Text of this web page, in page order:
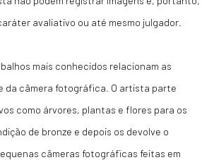
avaliativo ou até mesmo julgador.
mais conhecidos relacionam as
da câmera fotográfica. O artista parte
como árvores, plantas e flores para os
de bronze e depois os devolve o
câmeras fotográficas feitas em